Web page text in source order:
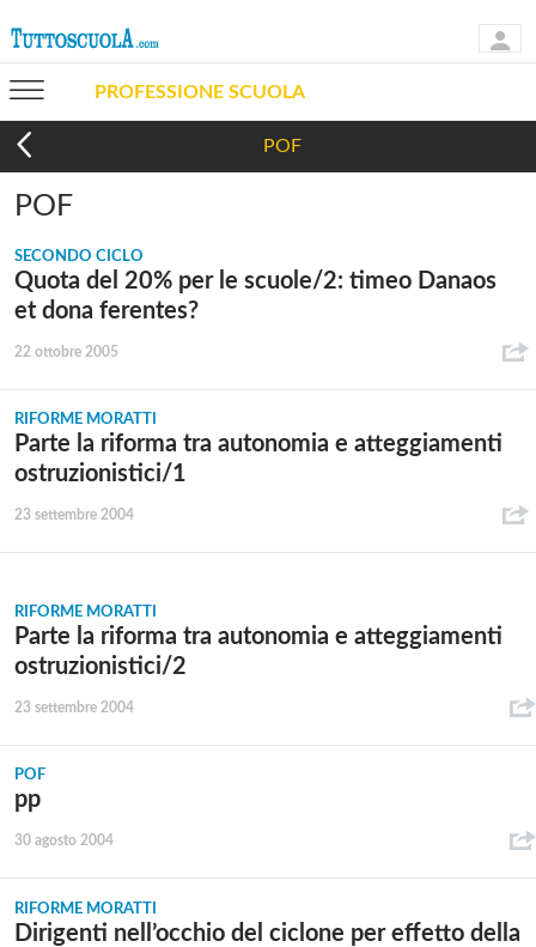
PROFESSIONE SCUOLA
POF
POF
SECONDO CICLO
Quota del 20% per le scuole/2: timeo Danaos
et dona ferentes?
22 ottobre 2005
RIFORME MORATTI
Parte la riforma tra autonomia e atteggiamenti
ostruzionistici/1
23 settembre 2004
RIFORME MORATTI
Parte la riforma tra autonomia e atteggiamenti
ostruzionistici/2
23 settembre 2004
POF
pp
30 agosto 2004
RIFORME MORATTI
Dirigenti nell’occhio del ciclone per effetto della